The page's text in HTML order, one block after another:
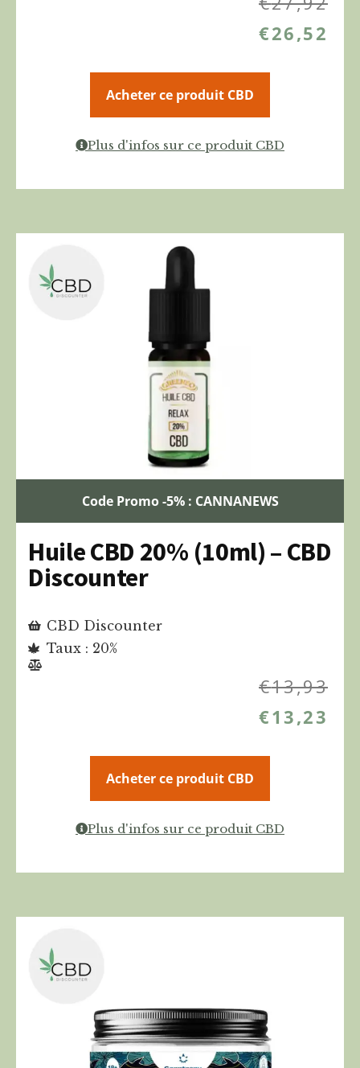
€26,52
Acheter ce produit CBD
Plus d'infos sur ce produit CBD
Code Promo -5% : CANNANEWS
Huile CBD 20% (10ml) – CBD
Discounter
CBD Discounter
Taux : 20%
€13,93
€13,23
Acheter ce produit CBD
Plus d'infos sur ce produit CBD